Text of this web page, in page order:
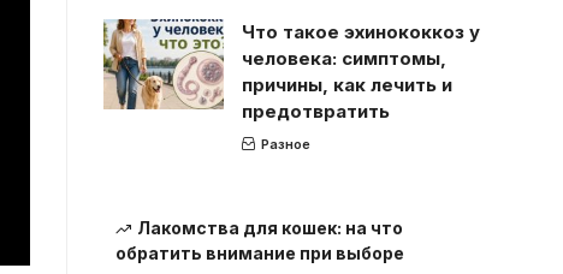
Что такое эхинококкоз у
человека: симптомы,
причины, как лечить и
предотвратить
Разное
Лакомства для кошек: на что
обратить внимание при выборе